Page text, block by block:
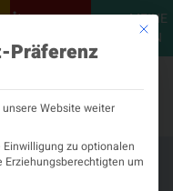
KONTAKT
MEINE
ÖGN
der ÖGN
Mit
Präferenz
Website weiter
zu optionalen
Erziehungsberechtigten um